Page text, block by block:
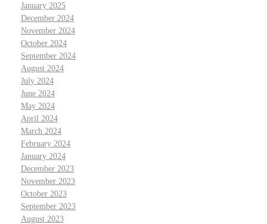
January 2025
December 2024
November 2024
October 2024
September 2024
August 2024
July 2024
June 2024
May 2024
April 2024
March 2024
February 2024
January 2024
December 2023
November 2023
October 2023
September 2023
August 2023